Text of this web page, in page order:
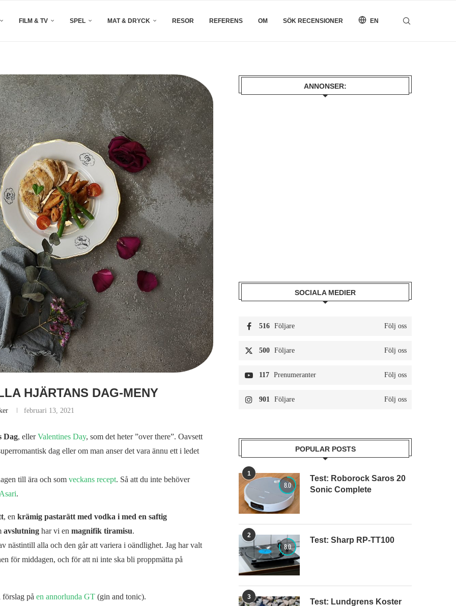
FILM & TV SPEL MAT & DRYCK RESOR REFERENS OM SÖK RECENSIONER EN
HJÄRTANS DAG-MENY
februari 13, 2021
Dag, ellerValentines Day, som det heter ”over there”. Oavsett
dag eller om man anser det vara ännu ett i ledet
till ära och som veckans recept. Så att du inte behöver
.
, en krämig pastarätt med vodka i med en saftig
avslutninghar vi en magnifik tiramisu.
nästintill alla och den går att variera i oändlighet. Jag har valt
för middagen, och för att ni inte ska bli proppmätta på
på en annorlunda GT(gin and tonic).
ANNONSER:
SOCIALA MEDIER
516 Följare Följ oss
500 Följare Följ oss
117 Prenumeranter Följ oss
901 Följare Följ oss
POPULAR POSTS
1
8.0
Test: Roborock Saros 20
Sonic Complete
2
8.0
Test: Sharp RP-TT100
3
Test: Lundgrens Koster